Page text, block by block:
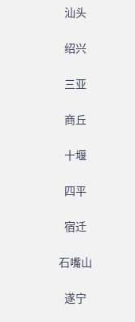
汕头
绍兴
三亚
商丘
十堰
四平
宿迁
石嘴山
遂宁